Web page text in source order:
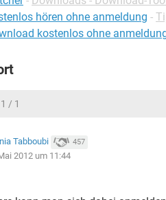
hören ohne anmeldung -
kostenlos ohne
/ 1
Tabboubi 457
2012 um 11:44